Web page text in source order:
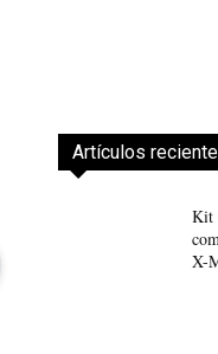
Artículos
Kit
X-